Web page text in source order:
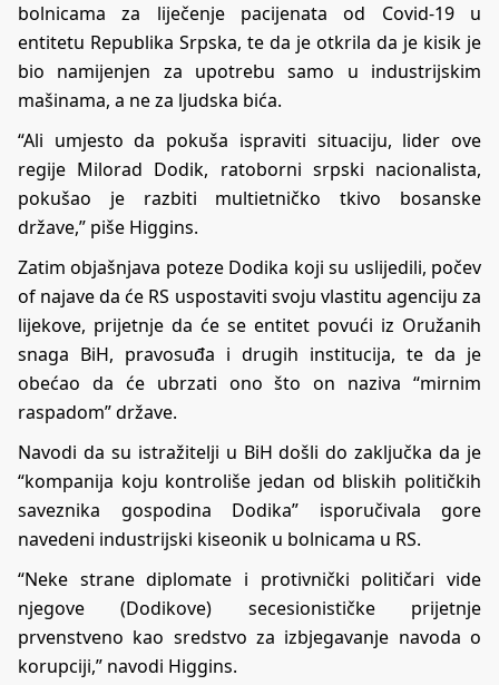
bolnicama za liječenje pacijenata od Covid-19 u
entitetu Republika Srpska, te da je otkrila da je kisik je
bio namijenjen za upotrebu samo u industrijskim
mašinama, a ne za ljudska bića.
“Ali umjesto da pokuša ispraviti situaciju, lider ove
regije Milorad Dodik, ratoborni srpski nacionalista,
pokušao je razbiti multietničko tkivo bosanske
države,” piše Higgins.
Zatim objašnjava poteze Dodika koji su uslijedili, počev
of najave da će RS uspostaviti svoju vlastitu agenciju za
lijekove, prijetnje da će se entitet povući iz Oružanih
snaga BiH, pravosuđa i drugih institucija, te da je
obećao da će ubrzati ono što on naziva “mirnim
raspadom” države.
Navodi da su istražitelji u BiH došli do zaključka da je
“kompanija koju kontroliše jedan od bliskih političkih
saveznika gospodina Dodika” isporučivala gore
navedeni industrijski kiseonik u bolnicama u RS.
“Neke strane diplomate i protivnički političari vide
njegove (Dodikove) secesionističke prijetnje
prvenstveno kao sredstvo za izbjegavanje navoda o
korupciji,” navodi Higgins.